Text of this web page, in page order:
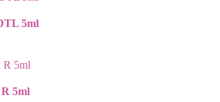
5ml
R 5ml